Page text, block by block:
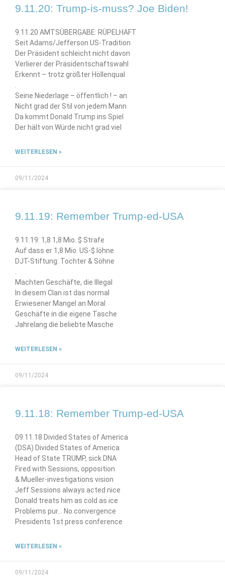
9.11.20: Trump-is-muss? Joe Biden!
9.11.20 AMTSÜBERGABE: RÜPELHAFT
Seit Adams/Jefferson US-Tradition
Der Präsident schleicht nicht davon
Verlierer der Präsidentschaftswahl
Erkennt – trotz größter Höllenqual
Seine Niederlage – öffentlich ! – an
Nicht grad der Stil von jedem Mann
Da kommt Donald Trump ins Spiel
Der hält von Würde nicht grad viel
WEITERLESEN »
09/11/2024
9.11.19: Remember Trump-ed-USA
9.11.19: 1,8 1,8 Mio. $ Strafe
Auf dass er 1,8 Mio. US-$ löhne
DJT-Stiftung: Tochter & Söhne
Machten Geschäfte, die Illegal
In diesem Clan ist das normal
Erwiesener Mangel an Moral
Geschäfte in die eigene Tasche
Jahrelang die beliebte Masche
WEITERLESEN »
09/11/2024
9.11.18: Remember Trump-ed-USA
09.11.18 Divided States of America
(DSA) Divided States of America
Head of State TRUMP, sick DNA
Fired with Sessions, opposition
& Mueller-investigations vision
Jeff Sessions always acted nice
Donald treats him as cold as ice
Problems pur… No convergence
Presidents 1st press conference
WEITERLESEN »
09/11/2024